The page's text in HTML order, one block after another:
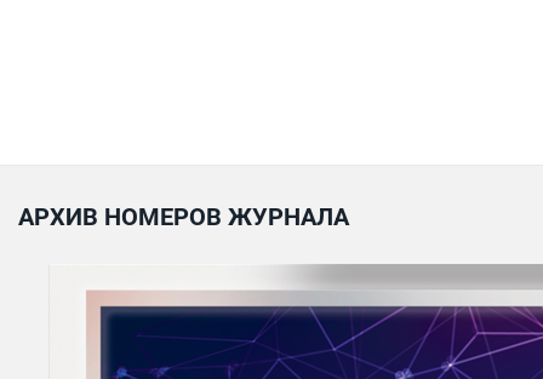
АРХИВ НОМЕРОВ ЖУРНАЛА